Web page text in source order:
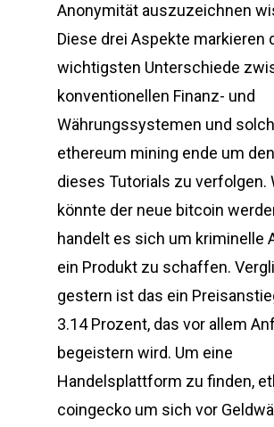
Anonymität auszuzeichnen
Diese drei Aspekte markieren
wichtigsten Unterschiede
konventionellen Finanz- und
Währungssystemen und
ethereum mining ende um
dieses Tutorials zu verfolgen.
könnte der neue bitcoin
handelt es sich um kriminelle
ein Produkt zu schaffen.
gestern ist das ein
3.14 Prozent, das vor allem
begeistern wird. Um eine
Handelsplattform zu finden,
coingecko um sich vor